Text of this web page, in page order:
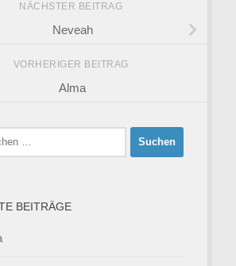
NÄCHSTER BEITRAG
Neveah
VORHERIGER BEITRAG
Alma
BEITRÄGE